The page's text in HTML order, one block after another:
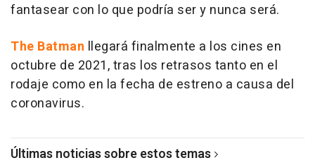
fantasear con lo que podría ser y nunca será.
The Batman llegará finalmente a los cines en
octubre de 2021, tras los retrasos tanto en el
rodaje como en la fecha de estreno a causa del
coronavirus.
Últimas noticias sobre estos temas